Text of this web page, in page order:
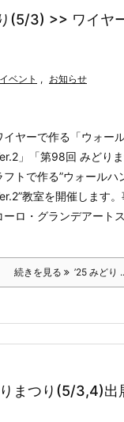
(5/3) >> ワイヤ
イベント , お知らせ
イヤーで作る「ウォー
」
「第98回 みどり
フトで作る”ウォールハ
教室を開催します。
ーロ・グランデアート
続きを見る ’25 みどり
まつり(5/3,4)出